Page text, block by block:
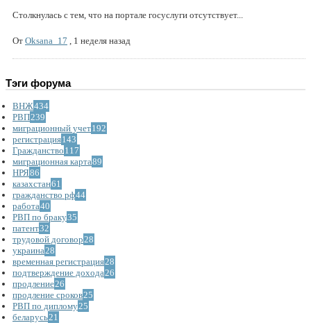
Столкнулась с тем, что на портале госуслуги отсутствует...
От Oksana_17 , 1 неделя назад
Тэги форума
ВНЖ434
РВП239
миграционный учет192
регистрация143
Гражданство 117
миграционная карта89
НРЯ86
казахстан61
гражданство рф44
работа40
РВП по браку35
патент32
трудовой договор 28
украина 28
временная регистрация28
подтверждение дохода 26
продление26
продление сроков25
РВП по диплому25
беларусь21